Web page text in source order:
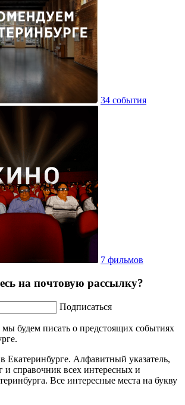
34 события
7 фильмов
на почтовую рассылку?
Подписаться
будем писать о предстоящих событиях
Екатеринбурге. Алфавитный указатель,
и справочник всех интересных и
Все интересные места на букву